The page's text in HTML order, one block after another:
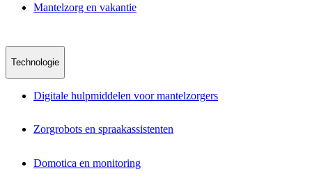
Mantelzorg en vakantie
Technologie
Digitale hulpmiddelen voor mantelzorgers
Zorgrobots en spraakassistenten
Domotica en monitoring